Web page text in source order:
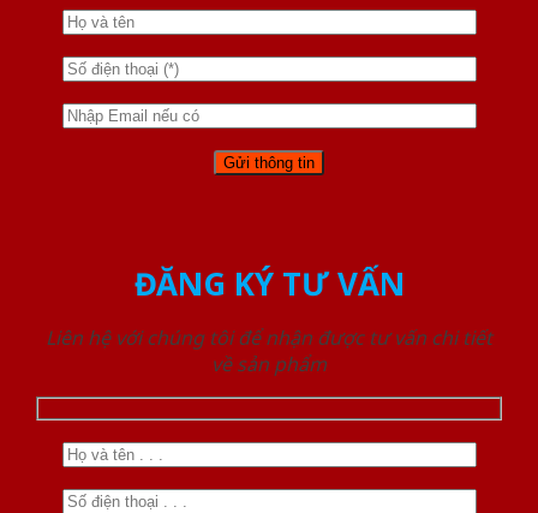
ĐĂNG KÝ TƯ VẤN
Liên hệ với chúng tôi để nhận được tư vấn chi tiết
về sản phẩm